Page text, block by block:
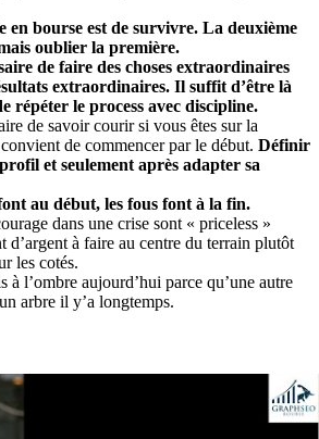
en bourse est de survivre. La deuxième
oublier la première.
de faire des choses extraordinaires
extraordinaires. Il suffit d’être là
répéter le process avec discipline.
de savoir courir si vous êtes sur la
de commencer par le début. Définir
et seulement après adapter sa
au début, les fous font à la fin.
dans une crise sont « priceless »
d’argent à faire au centre du terrain plutôt
les cotés.
à l’ombre aujourd’hui parce qu’une autre
arbre il y’a longtemps.